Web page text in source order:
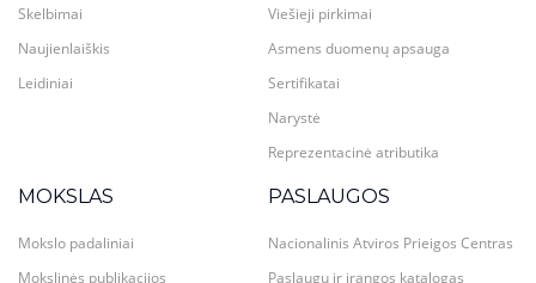
Skelbimai
Naujienlaiškis
Leidiniai
Viešieji pirkimai
Asmens duomenų apsauga
Sertifikatai
Narystė
Reprezentacinė atributika
MOKSLAS
Mokslo padaliniai
Mokslinės publikacijos
PASLAUGOS
Nacionalinis Atviros Prieigos Centras
Paslaugų ir įrangos katalogas